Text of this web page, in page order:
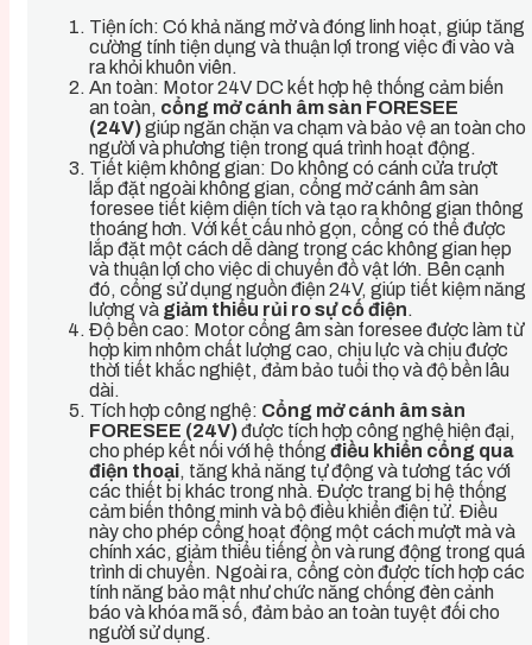
Tiện ích: Có khả năng mở và đóng linh hoạt, giúp tăng
cường tính tiện dụng và thuận lợi trong việc đi vào và
ra khỏi khuôn viên.
An toàn: Motor 24V DC kết hợp hệ thống cảm biến
an toàn, cổng mở cánh âm sàn FORESEE
(24V)giúp ngăn chặn va chạm và bảo vệ an toàn cho
người và phương tiện trong quá trình hoạt động.
Tiết kiệm không gian: Do không có cánh cửa trượt
lắp đặt ngoài không gian, cổng mở cánh âm sàn
foresee tiết kiệm diện tích và tạo ra không gian thông
thoáng hơn. Với kết cấu nhỏ gọn, cổng có thể được
lắp đặt một cách dễ dàng trong các không gian hẹp
và thuận lợi cho việc di chuyển đồ vật lớn. Bên cạnh
đó, cổng sử dụng nguồn điện 24V, giúp tiết kiệm năng
lượng và giảm thiểu rủi ro sự cố điện.
Độ bền cao: Motor cổng âm sàn foresee được làm từ
hợp kim nhôm chất lượng cao, chịu lực và chịu được
thời tiết khắc nghiệt, đảm bảo tuổi thọ và độ bền lâu
dài.
Tích hợp công nghệ: Cổng mở cánh âm sàn
FORESEE (24V)được tích hợp công nghệ hiện đại,
cho phép kết nối với hệ thống điều khiển cổng qua
điện thoại, tăng khả năng tự động và tương tác với
các thiết bị khác trong nhà. Được trang bị hệ thống
cảm biến thông minh và bộ điều khiển điện tử. Điều
này cho phép cổng hoạt động một cách mượt mà và
chính xác, giảm thiểu tiếng ồn và rung động trong quá
trình di chuyển. Ngoài ra, cổng còn được tích hợp các
tính năng bảo mật như chức năng chống đèn cảnh
báo và khóa mã số, đảm bảo an toàn tuyệt đối cho
người sử dụng.